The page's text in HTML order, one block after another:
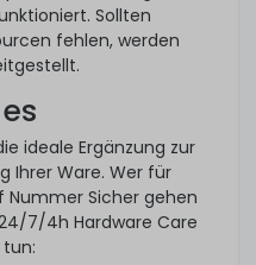
Sollten
fehlen, werden
ideale Ergänzung zur
Ihrer Ware. Wer für
Sicher gehen
7/4h Hardware Care